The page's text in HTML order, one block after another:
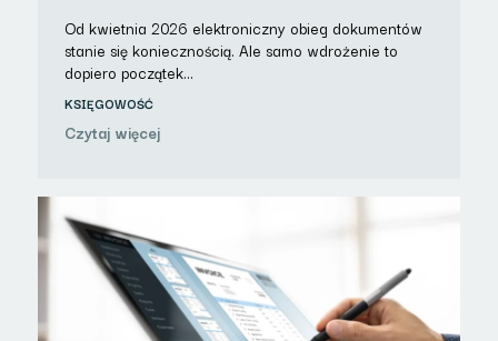
Od kwietnia 2026 elektroniczny obieg dokumentów
stanie się koniecznością. Ale samo wdrożenie to
dopiero początek…
KSIĘGOWOŚĆ
Czytaj więcej